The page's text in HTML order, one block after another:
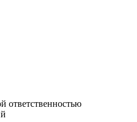
ответственностью